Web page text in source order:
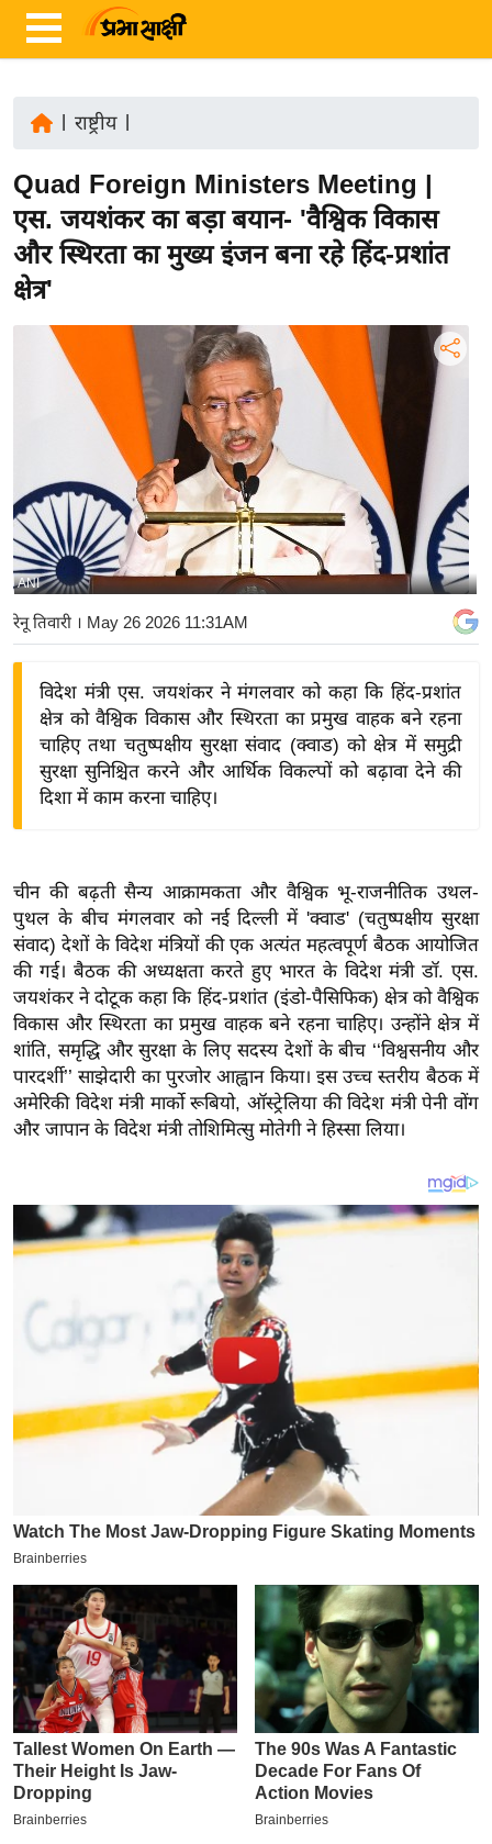
ज़ा
ख
ब
र
ष्ट्री
य
बि
ज़
ने
स
द्यो
शे
ष
ज्ञ
रा
य
ब
ज
ट
खे
के
ट
P
2
2
6
म
ई
-
पे
प
र
मि
सा
ल
बे
राष्ट्रीय|
Quad Foreign Ministers Meeting |
एस. जयशंकर का बड़ा बयान- 'वैश्विक विकास
और स्थिरता का मुख्य इंजन बना रहे हिंद-प्रशांत
क्षेत्र'
ANI
रेनू तिवारी । May 26 2026 11:31AM
विदेश मंत्री एस. जयशंकर ने मंगलवार को कहा कि हिंद-प्रशांत
क्षेत्र को वैश्विक विकास और स्थिरता का प्रमुख वाहक बने रहना
चाहिए तथा चतुष्पक्षीय सुरक्षा संवाद (क्वाड) को क्षेत्र में समुद्री
सुरक्षा सुनिश्चित करने और आर्थिक विकल्पों को बढ़ावा देने की
दिशा में काम करना चाहिए।
चीन की बढ़ती सैन्य आक्रामकता और वैश्विक भू-राजनीतिक उथल-
पुथल के बीच मंगलवार को नई दिल्ली में 'क्वाड' (चतुष्पक्षीय सुरक्षा
संवाद) देशों के विदेश मंत्रियों की एक अत्यंत महत्वपूर्ण बैठक आयोजित
की गई। बैठक की अध्यक्षता करते हुए भारत के विदेश मंत्री डॉ. एस.
जयशंकर ने दोटूक कहा कि हिंद-प्रशांत (इंडो-पैसिफिक) क्षेत्र को वैश्विक
विकास और स्थिरता का प्रमुख वाहक बने रहना चाहिए। उन्होंने क्षेत्र में
शांति, समृद्धि और सुरक्षा के लिए सदस्य देशों के बीच ‘‘विश्वसनीय और
पारदर्शी’’ साझेदारी का पुरजोर आह्वान किया। इस उच्च स्तरीय बैठक में
अमेरिकी विदेश मंत्री मार्को रूबियो, ऑस्ट्रेलिया की विदेश मंत्री पेनी वोंग
और जापान के विदेश मंत्री तोशिमित्सु मोतेगी ने हिस्सा लिया।